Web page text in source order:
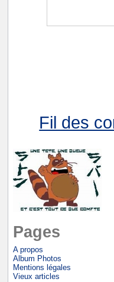
Fil des
Pages
A propos
Album Photos
Mentions légales
Vieux articles